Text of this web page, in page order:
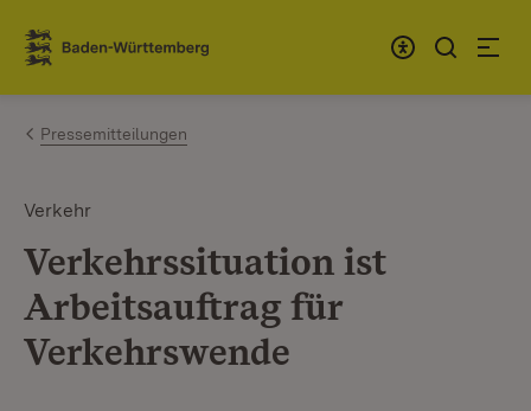
Zum Inhalt springen
Link zur Startseite
Pressemitteilungen
Verkehr
Verkehrssituation ist
Arbeitsauftrag für
Verkehrswende